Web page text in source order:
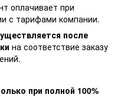
оплачивает при
с тарифами компании.
после
на соответствие заказу
при полной 100%